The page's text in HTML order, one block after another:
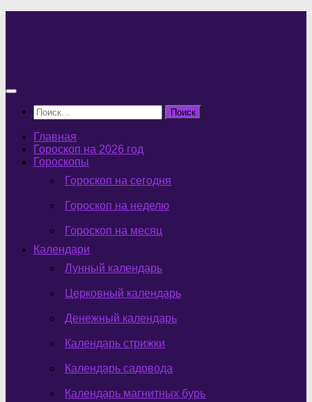
Найти:
Главная
Гороскоп на 2026 год
Гороскопы
Гороскоп на сегодня
Гороскоп на неделю
Гороскоп на месяц
Календари
Лунный календарь
Церковный календарь
Денежный календарь
Календарь стрижки
Календарь садовода
Календарь магнитных бурь